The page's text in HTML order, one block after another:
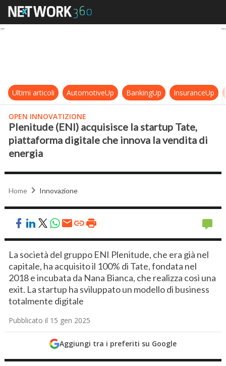
Plenitude (ENI) acquisisce la
Ultimi articoli AutomotiveUp BankingUp InsuranceUp
OPEN INNOVATIZIONE
Plenitude (ENI) acquisisce la startup Tate,
piattaforma digitale che innova la vendita di
energia
Home Innovazione
La società del gruppo ENI Plenitude, che era già nel
capitale, ha acquisito il 100% di Tate, fondata nel
2018 e incubata da Nana Bianca, che realizza così una
exit. La startup ha sviluppato un modello di business
totalmente digitale
Pubblicato il 15 gen 2025
Aggiungi tra i preferiti su Google